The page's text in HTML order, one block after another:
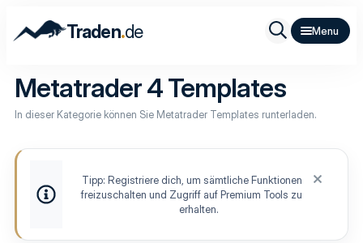
Traden.de
Metatrader 4 Templates
In dieser Kategorie können Sie Metatrader Templates runterladen.
Tipp: Registriere dich, um sämtliche Funktionen
freizuschalten und Zugriff auf Premium Tools zu
erhalten.